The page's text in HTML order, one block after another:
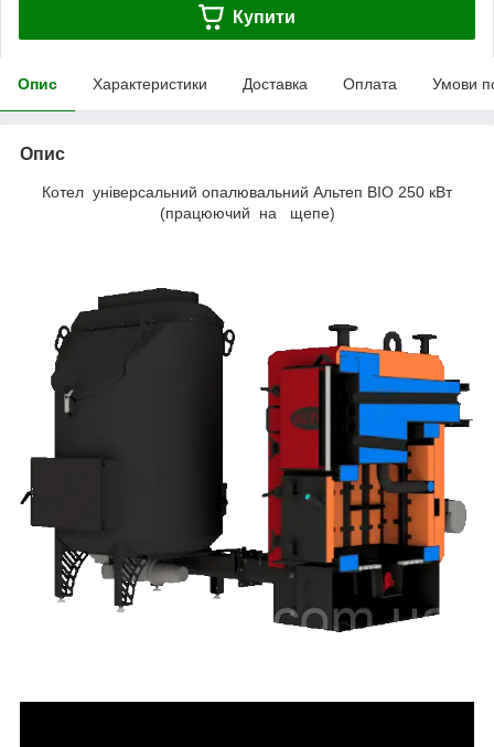
Купити
Опис Характеристики Доставка Оплата Умови
Опис
Котел універсальний опалювальний Альтеп BIO 250 кВт
(працюючий на щепе)